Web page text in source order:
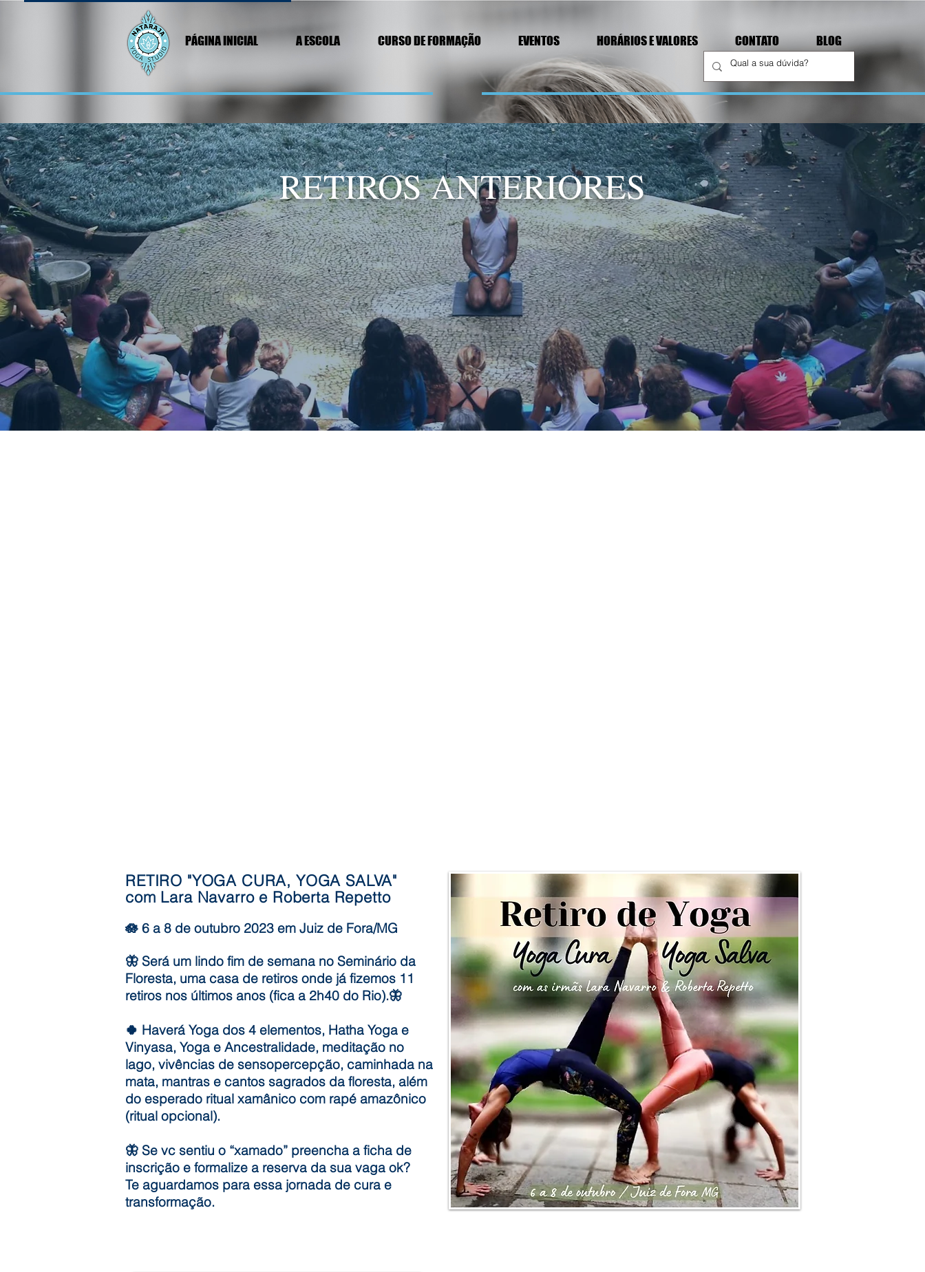
PÁGINA INICIAL A ESCOLA CURSO DE FORMAÇÃO EVENTOS HORÁRIOS E VALORES CONTATO BLOG
RETIROS ANTERIORES
RETIRO "YOGA CURA, YOGA SALVA"
com Lara Navarro e Roberta Repetto
🪷 6 a 8 de outubro 2023 em Juiz de Fora/MG
🦋 Será um lindo fim de semana no Seminário da
Floresta, uma casa de retiros onde já fizemos 11
retiros nos últimos anos (fica a 2h40 do Rio).🦋
🍀 Haverá Yoga dos 4 elementos, Hatha Yoga e
Vinyasa, Yoga e Ancestralidade, meditação no
lago, vivências de sensopercepção, caminhada na
mata, mantras e cantos sagrados da floresta, além
do esperado ritual xamânico com rapé amazônico
(ritual opcional).
🦋 Se vc sentiu o “xamado” preencha a ficha de
inscrição e formalize a reserva da sua vaga ok?
Te aguardamos para essa jornada de cura e
transformação.